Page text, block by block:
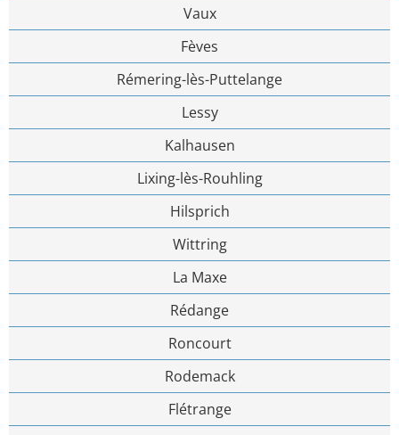
Vaux
Fèves
Rémering-lès-Puttelange
Lessy
Kalhausen
Lixing-lès-Rouhling
Hilsprich
Wittring
La Maxe
Rédange
Roncourt
Rodemack
Flétrange